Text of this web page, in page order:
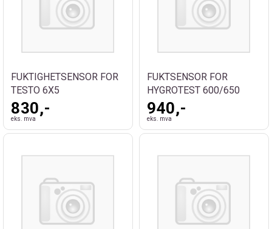
FUKTIGHETSENSOR FOR
TESTO 6X5
830,-
eks. mva
FUKTSENSOR FOR
HYGROTEST 600/650
940,-
eks. mva